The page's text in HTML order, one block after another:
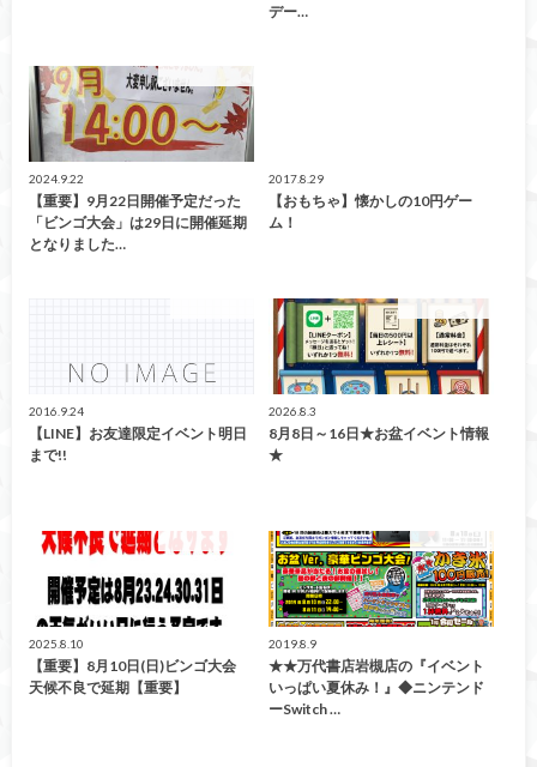
デー…
2024.9.22
【重要】9月22日開催予定だった
「ビンゴ大会」は29日に開催延期
となりました…
2017.8.29
【おもちゃ】懐かしの10円ゲー
ム！
2016.9.24
【LINE】お友達限定イベント明日
まで!!
2026.8.3
8月8日～16日★お盆イベント情報
★
イベント情報！
2025.8.10
【重要】8月10日(日)ビンゴ大会
天候不良で延期【重要】
イベント情報
2019.8.9
★★万代書店岩槻店の『イベント
いっぱい夏休み！』◆ニンテンド
ーSwitch …